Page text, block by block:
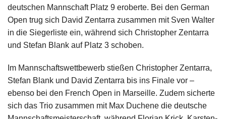
deutschen Mannschaft Platz 9 eroberte. Bei den German
Open trug sich David Zentarra zusammen mit Sven Walter
in die Siegerliste ein, während sich Christopher Zentarra
und Stefan Blank auf Platz 3 schoben.
Im Mannschaftswettbewerb stießen Christopher Zentarra,
Stefan Blank und David Zentarra bis ins Finale vor –
ebenso bei den French Open in Marseille. Zudem sicherte
sich das Trio zusammen mit Max Duchene die deutsche